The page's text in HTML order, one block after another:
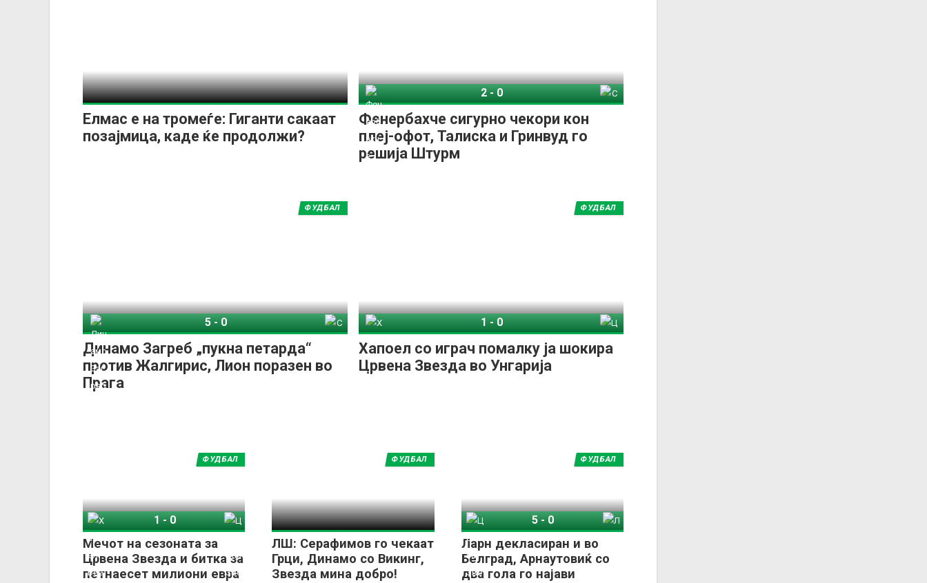
Елмас e на тромеѓе: Гиганти сакаат
позајмица, каде ќе продолжи?
Фенербахче сигурно чекори кон
плеј-офот, Талиска и Гринвуд го
решија Штурм
2-0
Динамо Загреб „пукна петарда“
против Жалгирис, Лион поразен во
Прага
ФУДБАЛ
5-0
Хапоел со играч помалку ја шокира
Црвена Звезда во Унгарија
ФУДБАЛ
1-0
Мечот на сезоната за
Црвена Звезда и битка за
петнаесет милиони евра
ФУДБАЛ
1-0
ЛШ: Серафимов го чекаат
Грци, Динамо со Викинг,
Звезда мина добро!
ФУДБАЛ
Ларн декласиран и во
Белград, Арнаутовиќ со
два гола го најави
ФУДБАЛ
5-0